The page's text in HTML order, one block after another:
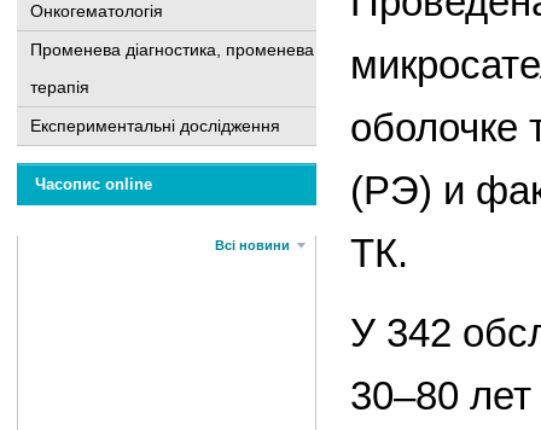
Онкогематологія
Променева діагностика, променева
терапія
Експериментальні дослідження
Часопис online
Всі новини
оболочке
(РЭ) и
ТК.
У 342
30–80